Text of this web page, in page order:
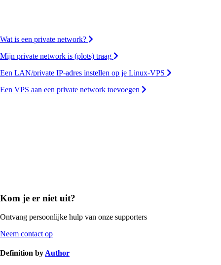
Wat is een private network?
Mijn private network is (plots) traag
Een LAN/private IP-adres instellen op je Linux-VPS
Een VPS aan een private network toevoegen
Kom je er niet uit?
Ontvang persoonlijke hulp van onze supporters
Neem contact op
Definition byAuthor